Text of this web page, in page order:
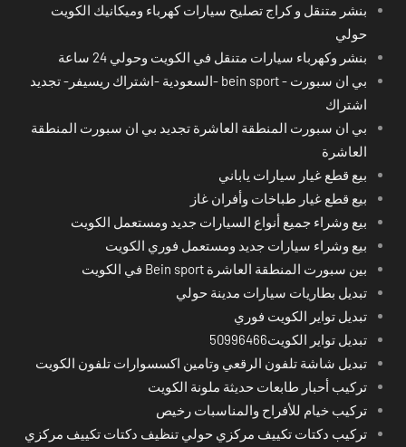
بنشر متنقل و كراج تصليح سيارات كهرباء وميكانيك الكويت
حولي
بنشر وكهرباء سيارات متنقل في الكويت وحولي 24 ساعة
بي ان سبورت - bein sport -السعودية -اشتراك ريسيفر- تجديد
اشتراك
بي ان سبورت المنطقة العاشرة تجديد بي ان سبورت المنطقة
العاشرة
بيع قطع غيار سيارات ياباني
بيع قطع غيار طباخات وأفران غاز
بيع وشراء جميع أنواع السيارات جديد ومستعمل الكويت
بيع وشراء سيارات جديد ومستعمل فوري الكويت
بين سبورت المنطقة العاشرة Bein sport في الكويت
تبديل بطاريات سيارات مدينة حولي
تبديل تواير الكويت فوري
تبديل تواير الكويت50996466
تبديل شاشة تلفون الرقعي وتامين اكسسوارات تلفون الكويت
تركيب أحبار طابعات حديثة ملونة الكويت
تركيب خيام للأفراح والمناسبات رخيص
تركيب دكتات تكييف مركزي حولي تنظيف دكتات تكييف مركزي